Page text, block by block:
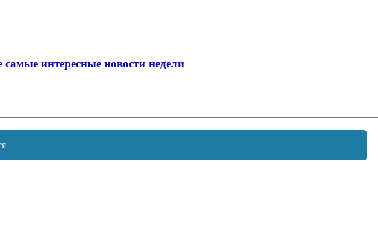
самые интересные новости недели